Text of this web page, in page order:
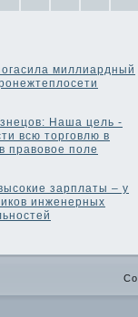
миллиардный
Наша цель -
всю торговлю в
правовое поле
зарплаты – у
инженерных